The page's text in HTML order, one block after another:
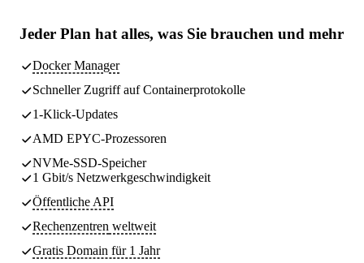
Jeder Plan hat alles, was Sie brauchen und mehr
Docker Manager
Schneller Zugriff auf Containerprotokolle
1-Klick-Updates
AMD EPYC-Prozessoren
NVMe-SSD-Speicher
1 Gbit/s Netzwerkgeschwindigkeit
Öffentliche API
Rechenzentren weltweit
Gratis Domain für 1 Jahr